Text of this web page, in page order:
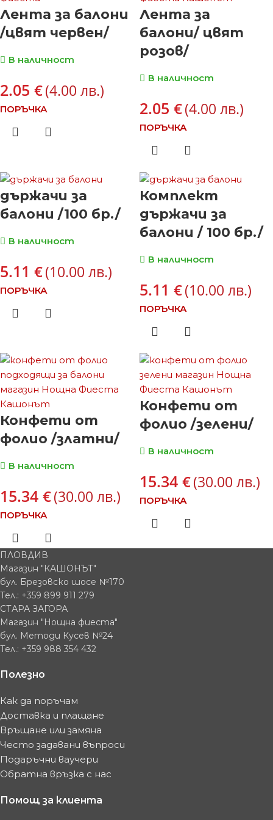
Лента за балони
/цвят червен/
В наличност
2.05 €(4.00 лв.)
ПОРЪЧКА
Лента за
балони/ цвят
розов/
В наличност
2.05 €(4.00 лв.)
ПОРЪЧКА
държачи за
балони /100 бр./
В наличност
5.11 €(10.00 лв.)
ПОРЪЧКА
Комплект
държачи за
балони / 100 бр./
В наличност
5.11 €(10.00 лв.)
ПОРЪЧКА
Конфети от
фолио /златни/
В наличност
15.34 €(30.00 лв.)
ПОРЪЧКА
Конфети от
фолио /зелени/
В наличност
15.34 €(30.00 лв.)
ПОРЪЧКА
ПЛОВДИВ
Магазин "КАШОНЪТ"
бул. Брезовско шосе №170
Тел.: +359 899 911 279
СТАРА ЗАГОРА
Магазин "Нощна фиеста"
бул. Методи Кусев №24
Тел.: +359 988 354 432
Полезно
Как да поръчам
Доставка и плащане
Връщане или замяна
Често задавани въпроси
Подаръчни ваучери
Обратна връзка с нас
Помощ за клиента